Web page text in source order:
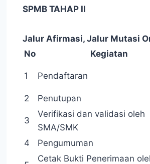
SPMB TAHAP II
Jalur Afirmasi, Jalur Mutasi
No
Kegiatan
1 Pendaftaran
2 Penutupan
3
Verifikasi dan validasi oleh
SMA/SMK
4 Pengumuman
Cetak Bukti Penerimaan